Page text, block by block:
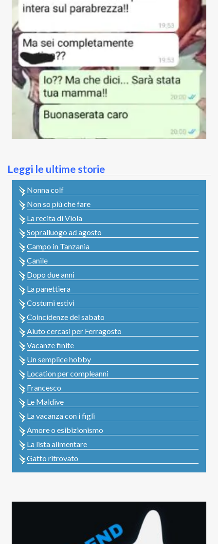
Leggi le ultime storie
Nonna colf
Non so più che fare
La recita di Viola
Sopralluogo ad agosto
Campo in Tanzania
Canile
Dopo due anni
La panettiera
Costumi estivi
Coincidenze del sabato
Aiuto cercasi per Ferragosto
Vacanze finite
Un semplice hobby
Location per compleanni
Francesco
Le Maldive
La vacanza con i figli
Amore o esibizionismo
La lista alimentare
Gatto ritrovato